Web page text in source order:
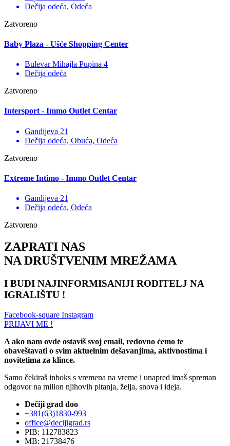
Dečija odeća, Odeća
Zatvoreno
Baby Plaza - Ušće Shopping Center
Bulevar Mihajla Pupina 4
Dečija odeća
Zatvoreno
Intersport - Immo Outlet Centar
Gandijeva 21
Dečija odeća, Obuća, Odeća
Zatvoreno
Extreme Intimo - Immo Outlet Centar
Gandijeva 21
Dečija odeća, Odeća
Zatvoreno
ZAPRATI NAS
NA DRUŠTVENIM MREŽAMA
I BUDI NAJINFORMISANIJI RODITELJ NA
IGRALIŠTU !
Facebook-square Instagram
PRIJAVI ME !
A ako nam ovde ostaviš svoj email, redovno ćemo te
obaveštavati o svim aktuelnim dešavanjima, aktivnostima i
novitetima za klince.
Samo čekiraš inboks s vremena na vreme i unapred imaš spreman
odgovor na milion njihovih pitanja, želja, snova i ideja.
Dečiji grad doo
+381(63)1830-993
office@decijigrad.rs
PIB: 112783823
MB: 21738476